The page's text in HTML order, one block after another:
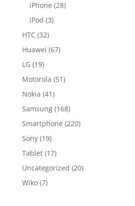
iPhone (28)
iPod (3)
HTC (32)
Huawei (67)
LG (19)
Motorola (51)
Nokia (41)
Samsung (168)
Smartphone (220)
Sony (19)
Tablet (17)
Uncategorized (20)
Wiko (7)